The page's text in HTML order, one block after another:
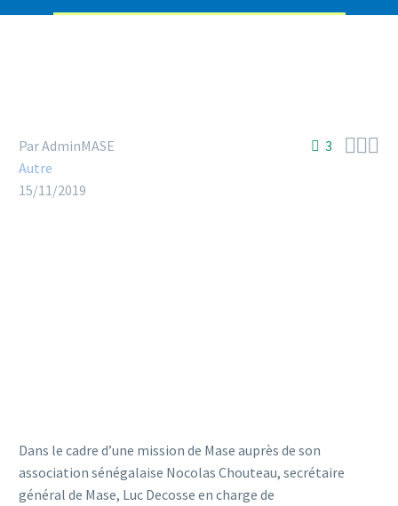
3 
Par AdminMASE
Autre
15/11/2019
Dans le cadre d’une mission de Mase auprès de son
association sénégalaise Nocolas Chouteau, secrétaire
général de Mase, Luc Decosse en charge de